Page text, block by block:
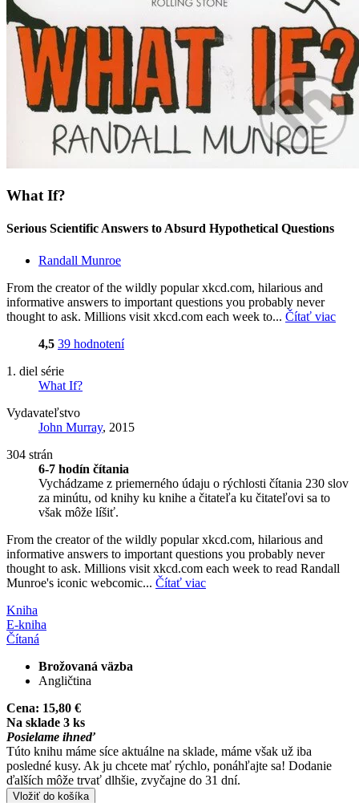
What If?
Serious Scientific Answers to Absurd Hypothetical Questions
Randall Munroe
From the creator of the wildly popular xkcd.com, hilarious and
informative answers to important questions you probably never
thought to ask. Millions visit xkcd.com each week to... Čítať viac
4,5 39 hodnotení
1. diel série
What If?
Vydavateľstvo
John Murray, 2015
304 strán
6-7 hodín čítania
Vychádzame z priemerného údaju o rýchlosti čítania 230 slov
za minútu, od knihy ku knihe a čitateľa ku čitateľovi sa to
však môže líšiť.
From the creator of the wildly popular xkcd.com, hilarious and
informative answers to important questions you probably never
thought to ask. Millions visit xkcd.com each week to read Randall
Munroe's iconic webcomic... Čítať viac
Kniha
E-kniha
Čítaná
Brožovaná väzba
Angličtina
Cena: 15,80 €
Na sklade 3 ks
Posielame ihneď
Túto knihu máme síce aktuálne na sklade, máme však už iba
posledné kusy. Ak ju chcete mať rýchlo, ponáhľajte sa! Dodanie
ďalších môže trvať dlhšie, zvyčajne do 31 dní.
Vložiť do košíka